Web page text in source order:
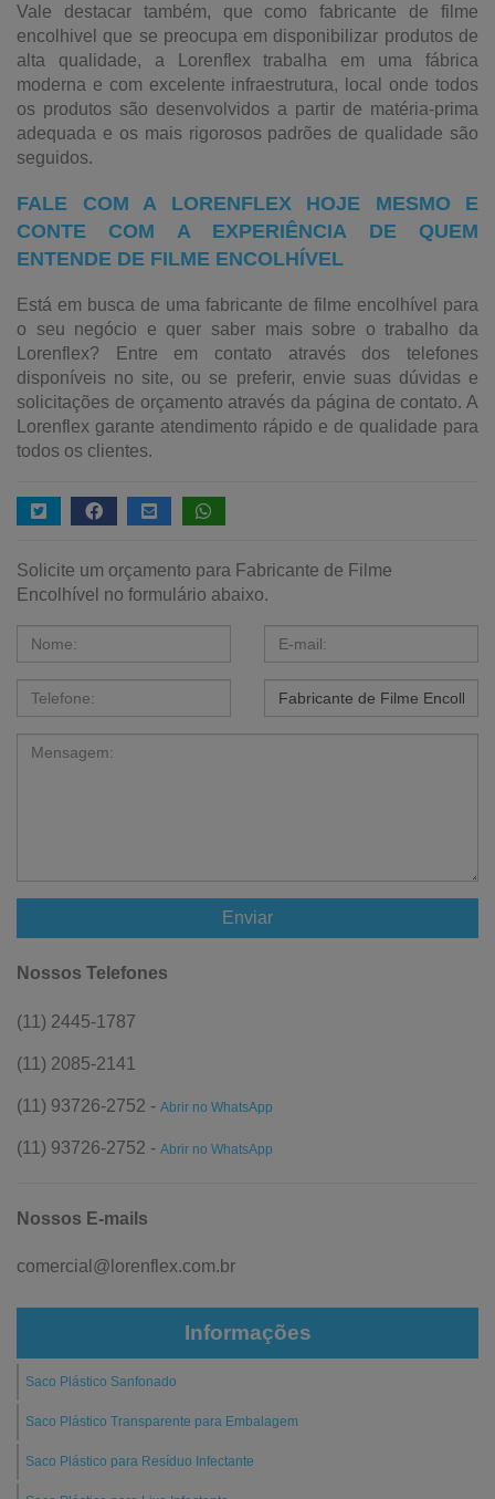
Vale destacar também, que como fabricante de filme
encolhivel que se preocupa em disponibilizar produtos de
alta qualidade, a Lorenflex trabalha em uma fábrica
moderna e com excelente infraestrutura, local onde todos
os produtos são desenvolvidos a partir de matéria-prima
adequada e os mais rigorosos padrões de qualidade são
seguidos.
FALE COM A LORENFLEX HOJE MESMO E
CONTE COM A EXPERIÊNCIA DE QUEM
ENTENDE DE FILME ENCOLHÍVEL
Está em busca de uma fabricante de filme encolhível para
o seu negócio e quer saber mais sobre o trabalho da
Lorenflex? Entre em contato através dos telefones
disponíveis no site, ou se preferir, envie suas dúvidas e
solicitações de orçamento através da página de contato. A
Lorenflex garante atendimento rápido e de qualidade para
todos os clientes.
Solicite um orçamento para Fabricante de Filme
Encolhível no formulário abaixo.
Enviar
Nossos Telefones
(11) 2445-1787
(11) 2085-2141
(11) 93726-2752 - Abrir no WhatsApp
(11) 93726-2752 - Abrir no WhatsApp
Nossos E-mails
comercial@lorenflex.com.br
Informações
Saco Plástico Sanfonado
Saco Plástico Transparente para Embalagem
Saco Plástico para Resíduo Infectante